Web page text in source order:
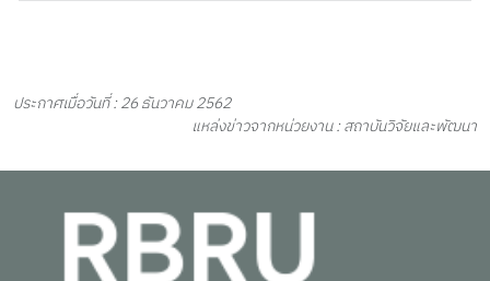
ประกาศเมื่อวันที่ : 26 ธันวาคม 2562
แหล่งข่าวจากหน่วยงาน : สถาบันวิจัยและพัฒนา